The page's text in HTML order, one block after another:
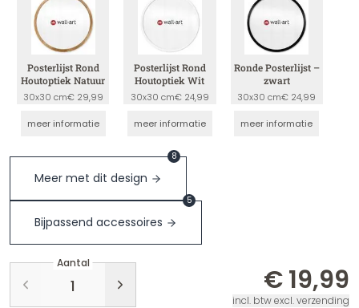
Posterlijst Rond
Houtoptiek Natuur
30x30 cm€ 29,99
meer informatie
Posterlijst Rond
Houtoptiek Wit
30x30 cm€ 24,99
meer informatie
Ronde Posterlijst –
zwart
30x30 cm€ 24,99
meer informatie
Meer met dit design
8
Bijpassend accessoires
5
Aantal
€ 19,99
incl. btw excl. verzending